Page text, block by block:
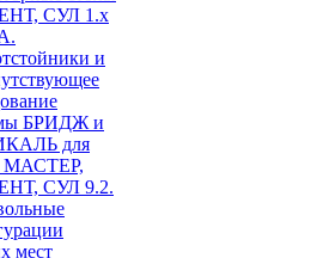
СУЛ 1.х
и
БРИДЖ и
для
МАСТЕР,
СУЛ 9.2.
мест